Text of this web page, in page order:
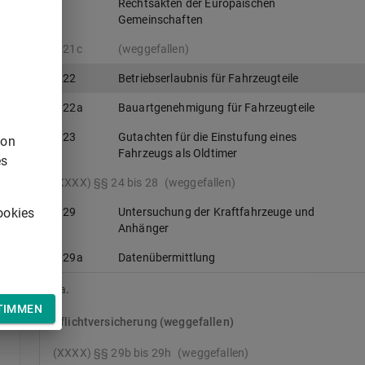
Rechtsakten der Europäischen
Gemeinschaften
§ 21c (weggefallen)
§ 22 Betriebserlaubnis für Fahrzeugteile
§ 22a Bauartgenehmigung für Fahrzeugteile
§ 23
Gutachten für die Einstufung eines
Fahrzeugs als Oldtimer
(XXXX) §§ 24 bis 28 (weggefallen)
§ 29
Untersuchung der Kraftfahrzeuge und
Anhänger
§ 29a Datenübermittlung
IIa.
Pflichtversicherung (weggefallen)
(XXXX) §§ 29b bis 29h (weggefallen)